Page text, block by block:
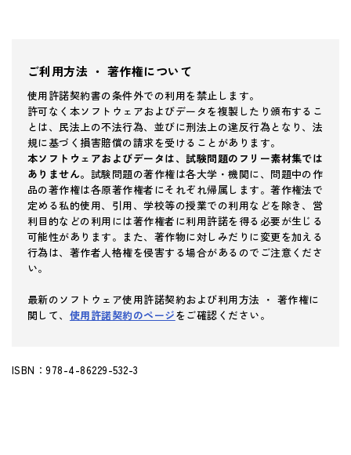
ご利用方法 ・ 著作権について
使用許諾契約書の条件外での利用を禁止します。
許可なく本ソフトウェアおよびデータを複製したり頒布するこ
とは、民法上の不法行為、並びに刑法上の違反行為となり、法
規に基づく損害賠償の請求を受けることがあります。
本ソフトウェアおよびデータは、試験問題のフリー素材集では
ありません。 試験問題の著作権は各大学・機関に、問題中の作
品の著作権は各原著作権者にそれぞれ帰属します。著作権法で
定める私的使用、引用、学校等の授業での利用などを除き、営
利目的などの利用には著作権者に利用許諾を得る必要が生じる
可能性があります。また、著作物に対しみだりに変更を加える
行為は、著作者人格権を侵害する場合があるのでご注意くださ
い。
最新のソフトウェア使用許諾契約および利用方法 ・ 著作権に
関して、 使用許諾契約のページをご確認ください。
ISBN：978-4-86229-532-3